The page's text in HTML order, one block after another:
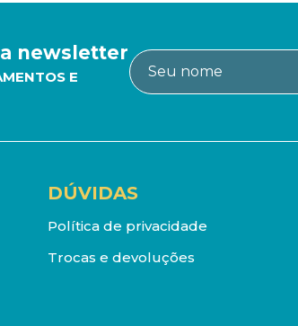
newsletter
E
DÚVIDAS
Política de privacidade
Trocas e devoluções